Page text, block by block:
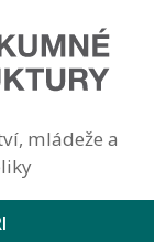
mládeže a